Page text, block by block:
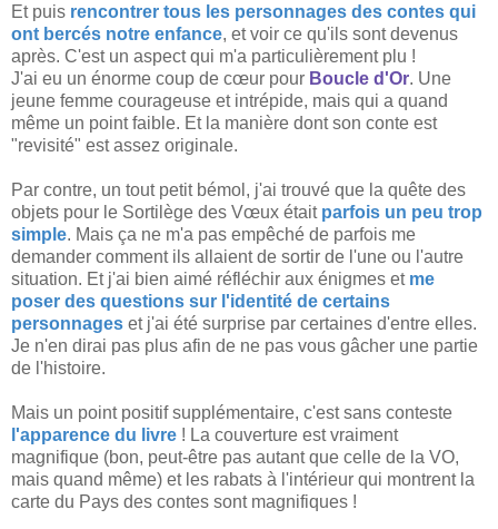
Et puis rencontrer tous les personnages des contes qui
ont bercés notre enfance, et voir ce qu'ils sont devenus
après. C'est un aspect qui m'a particulièrement plu !
J'ai eu un énorme coup de cœur pour Boucle d'Or. Une
jeune femme courageuse et intrépide, mais qui a quand
même un point faible. Et la manière dont son conte est
"revisité" est assez originale.
Par contre, un tout petit bémol, j'ai trouvé que la quête des
objets pour le Sortilège des Vœux était parfois un peu trop
simple. Mais ça ne m'a pas empêché de parfois me
demander comment ils allaient de sortir de l'une ou l'autre
situation. Et j'ai bien aimé réfléchir aux énigmes et me
poser des questions sur l'identité de certains
personnages et j'ai été surprise par certaines d'entre elles.
Je n'en dirai pas plus afin de ne pas vous gâcher une partie
de l'histoire.
Mais un point positif supplémentaire, c'est sans conteste
l'apparence du livre ! La couverture est vraiment
magnifique (bon, peut-être pas autant que celle de la VO,
mais quand même) et les rabats à l'intérieur qui montrent la
carte du Pays des contes sont magnifiques !